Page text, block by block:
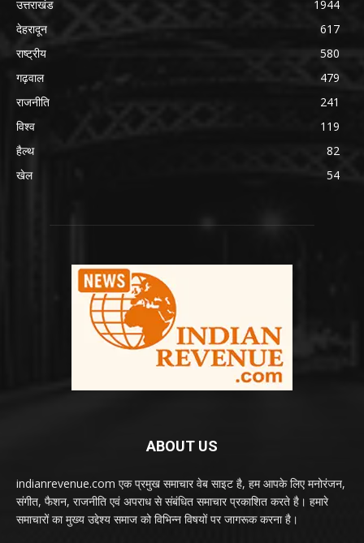
उत्तराखंड
1944
देहरादून
617
राष्ट्रीय
580
गढ़वाल
479
राजनीति
241
विश्व
119
हैल्थ
82
खेल
54
ABOUT US
indianrevenue.com एक प्रमुख समाचार वेब साइट है, हम आपके लिए मनोरंजन,
संगीत, फैशन, राजनीति एवं अपराध से संबंधित समाचार प्रकाशित करते है। हमारे
समाचारों का मुख्य उद्देश्य समाज को विभिन्न विषयों पर जागरूक करना है।